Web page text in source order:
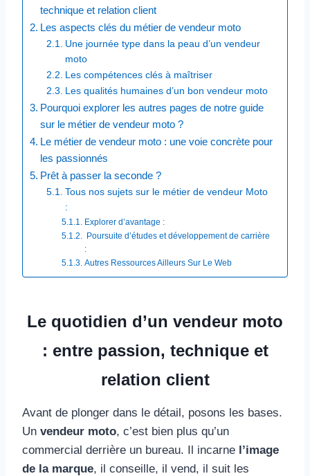
technique et relation client
Les aspects clés du métier de vendeur moto
Une journée type dans la peau d’un vendeur
moto
Les compétences clés à maîtriser
Les qualités humaines d’un bon vendeur moto
Pourquoi explorer les autres pages de notre guide
sur le métier de vendeur moto ?
Le métier de vendeur moto : une voie concrète pour
les passionnés
Prêt à passer la seconde ?
Tous nos sujets sur le métier de vendeur Moto
:
Explorer d’avantage :
Poursuite d’études et développement de carrière
: ​
Autres Ressources Ailleurs Sur Le Web​
Le quotidien d’un vendeur moto
: entre passion, technique et
relation client
Avant de plonger dans le détail, posons les bases.
Un vendeur moto, c’est bien plus qu’un
commercial derrière un bureau. Il incarne l’image
de la marque, il conseille, il vend, il suit les